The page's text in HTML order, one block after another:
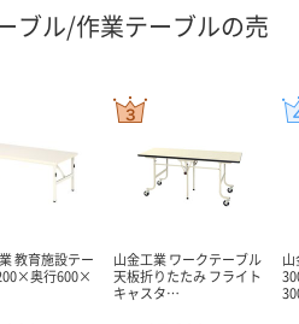
ブル/作業テーブルの売
教育施設テー
奥行600×
山金工業 ワークテーブル
天板折りたたみ フライト
キャスタ…